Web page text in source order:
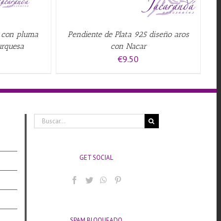
con pluma
Pendiente de Plata 925 diseño aros
con Nacar
€9.50
Buscar:
GET SOCIAL